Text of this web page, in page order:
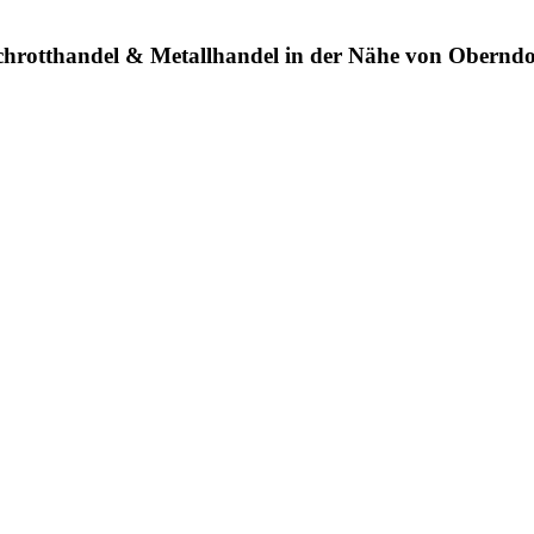
& Metallhandel in der Nähe von